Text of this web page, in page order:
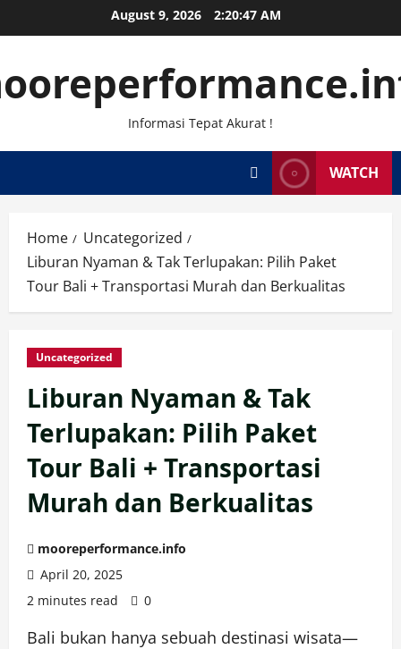
to
August 9, 2026 2:20:48 AM
Informasi Tepat Akurat !
WATCH
Home
Uncategorized
Liburan Nyaman & Tak Terlupakan: Pilih Paket
Tour Bali + Transportasi Murah dan Berkualitas
Uncategorized
Liburan Nyaman & Tak
Terlupakan: Pilih Paket
Tour Bali + Transportasi
Murah dan Berkualitas
mooreperformance.info
April 20, 2025
2 minutes read
0
Bali bukan hanya sebuah destinasi wisata—